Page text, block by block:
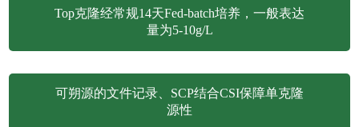
Top克隆经常规14天Fed-batch培养，一般表达
量为5-10g/L
可朔源的文件记录、SCP结合CSI保障单克隆
源性